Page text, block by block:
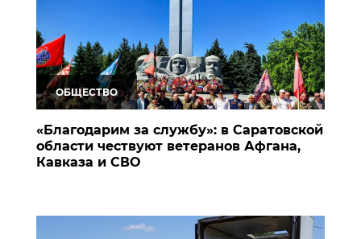
ОБЩЕСТВО
«Благодарим за службу»: в Саратовской
области чествуют ветеранов Афгана,
Кавказа и СВО